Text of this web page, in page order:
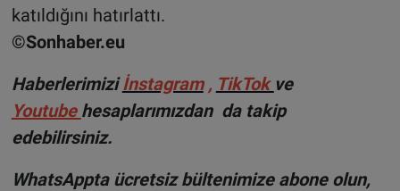
katıldığını hatırlattı.
©Sonhaber.eu
Haberlerimizi İnstagram , TikTok ve
Youtube hesaplarımızdan da takip
edebilirsiniz.
WhatsAppta ücretsiz bültenimize abone olun,